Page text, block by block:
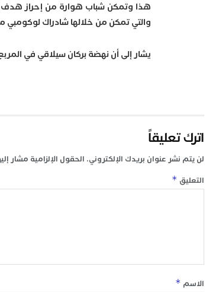
والتي تمكن من خلالها شادراك لوكومبي
يشار إلى أن نهضة بركان سيلاقي في
اترك تعليقاً
لن يتم نشر عنوان بريدك الإلكتروني. الحقول الإلزامية مشار
التعليق *
الاسم *